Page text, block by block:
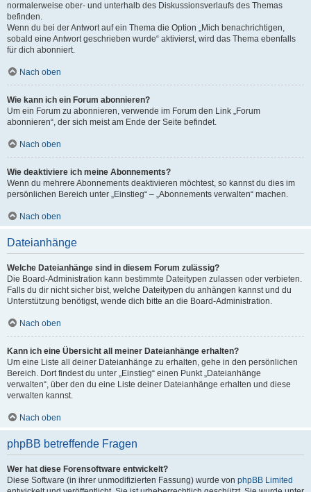
normalerweise ober- und unterhalb des Diskussionsverlaufs des Themas
befinden.
Wenn du bei der Antwort auf ein Thema die Option „Mich benachrichtigen,
sobald eine Antwort geschrieben wurde“ aktivierst, wird das Thema ebenfalls
für dich abonniert.
Nach oben
Wie kann ich ein Forum abonnieren?
Um ein Forum zu abonnieren, verwende im Forum den Link „Forum
abonnieren“, der sich meist am Ende der Seite befindet.
Nach oben
Wie deaktiviere ich meine Abonnements?
Wenn du mehrere Abonnements deaktivieren möchtest, so kannst du dies im
persönlichen Bereich unter „Einstieg“ – „Abonnements verwalten“ machen.
Nach oben
Dateianhänge
Welche Dateianhänge sind in diesem Forum zulässig?
Die Board-Administration kann bestimmte Dateitypen zulassen oder verbieten.
Falls du dir nicht sicher bist, welche Dateitypen du anhängen kannst und du
Unterstützung benötigst, wende dich bitte an die Board-Administration.
Nach oben
Kann ich eine Übersicht all meiner Dateianhänge erhalten?
Um eine Liste all deiner Dateianhänge zu erhalten, gehe in den persönlichen
Bereich. Dort findest du unter „Einstieg“ einen Punkt „Dateianhänge
verwalten“, über den du eine Liste deiner Dateianhänge erhalten und diese
verwalten kannst.
Nach oben
phpBB betreffende Fragen
Wer hat diese Forensoftware entwickelt?
Diese Software (in ihrer unmodifizierten Fassung) wurde von phpBB Limited